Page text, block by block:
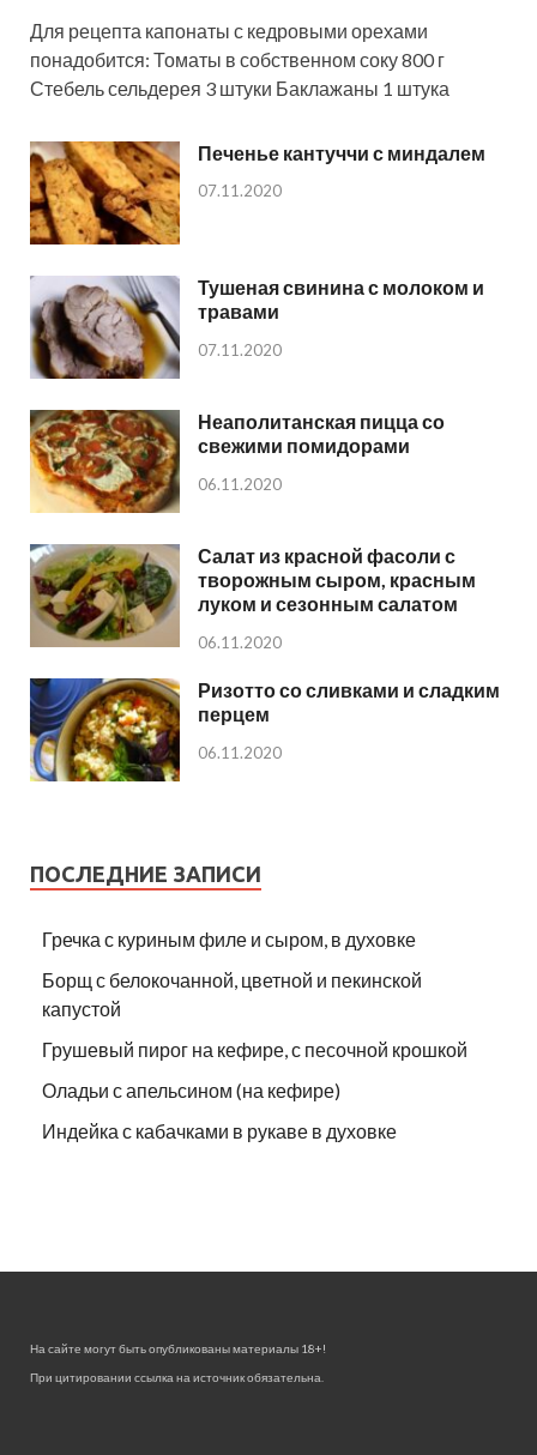
Для рецепта капонаты с кедровыми орехами
понадобится: Томаты в собственном соку 800 г
Стебель сельдерея 3 штуки Баклажаны 1 штука
Печенье кантуччи с миндалем
07.11.2020
Тушеная свинина с молоком и
травами
07.11.2020
Неаполитанская пицца со
свежими помидорами
06.11.2020
Салат из красной фасоли с
творожным сыром, красным
луком и сезонным салатом
06.11.2020
Ризотто со сливками и сладким
перцем
06.11.2020
ПОСЛЕДНИЕ ЗАПИСИ
Гречка с куриным филе и сыром, в духовке
Борщ с белокочанной, цветной и пекинской
капустой
Грушевый пирог на кефире, с песочной крошкой
Оладьи с апельсином (на кефире)
Индейка с кабачками в рукаве в духовке
На сайте могут быть опубликованы материалы 18+!
При цитировании ссылка на источник обязательна.